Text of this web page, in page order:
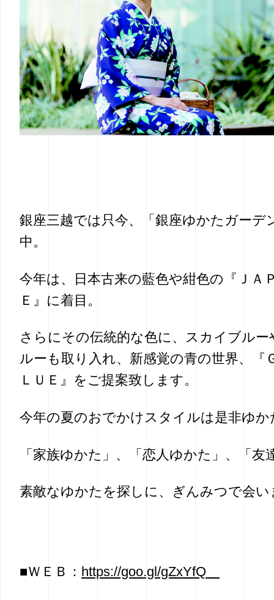
銀座三越では只今、「銀座ゆかたガーデ
中。
今年は、日本古来の藍色や紺色の『Ｊ
Ｅ』に着目。
さらにその伝統的な色に、スカイブル
ルーも取り入れ、新感覚の青の世界、
ＬＵＥ』をご提案致します。
今年の夏のおでかけスタイルは是非ゆ
「家族ゆかた」、「恋人ゆかた」、「
素敵なゆかたを探しに、ぎんみつで会
■ＷＥＢ： https://goo.gl/gZxYfQ